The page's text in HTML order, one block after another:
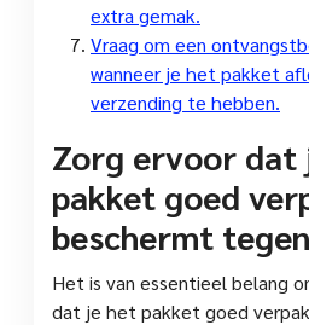
extra gemak.
Vraag om een
wanneer je het pakket
verzending te hebben.
Zorg ervoor dat
pakket goed
beschermt
Het is van essentieel belang
dat je het pakket goed